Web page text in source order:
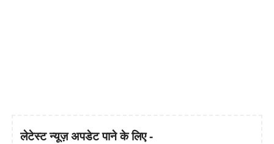
लेटेस्ट न्यूज़ अपडेट पाने के लिए -